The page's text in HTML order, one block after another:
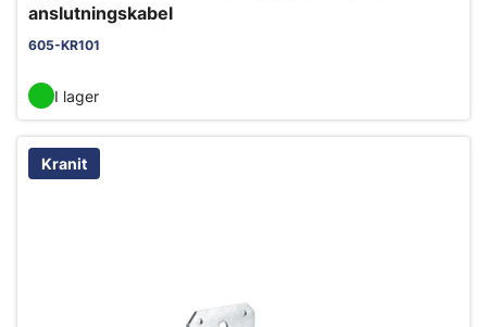
anslutningskabel
605-KR101
I lager
Kranit